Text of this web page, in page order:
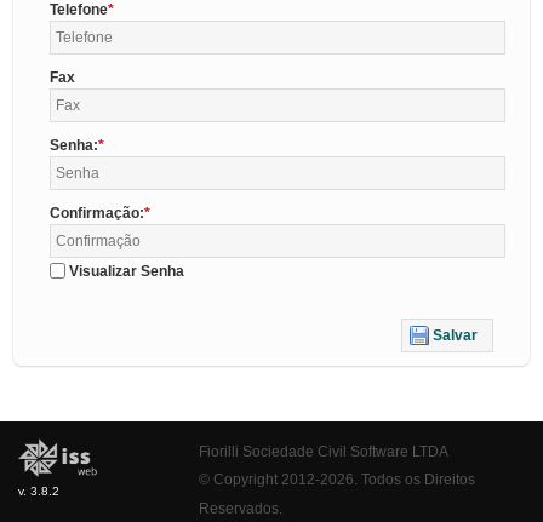
Telefone
Fax
Senha:
Confirmação:
Visualizar Senha
Salvar
v. 3.8.2
Fiorilli Sociedade Civil Software LTDA
© Copyright 2012-2026. Todos os Direitos
Reservados.